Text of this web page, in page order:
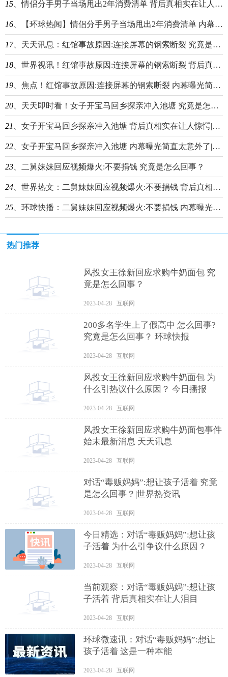
15、 情侣分手男子当场甩出2年消费清单 背后真相实在让人惊愕-环球今头条
16、 【环球热闻】情侣分手男子当场甩出2年消费清单 内幕曝光简直太意外了
17、 天天讯息：红馆事故原因:连接屏幕的钢索断裂 究竟是怎么回事？
18、 世界视讯！红馆事故原因:连接屏幕的钢索断裂 背后真相实在让人惊愕
19、 焦点！红馆事故原因:连接屏幕的钢索断裂 内幕曝光简直太意外了
20、 天天即时看！女子开宝马回乡探亲冲入池塘 究竟是怎么回事？
21、 女子开宝马回乡探亲冲入池塘 背后真相实在让人惊愕|微动态
22、 女子开宝马回乡探亲冲入池塘 内幕曝光简直太意外了|全球百事通
23、 二舅妹妹回应视频爆火:不要捐钱 究竟是怎么回事？
24、 世界热文：二舅妹妹回应视频爆火:不要捐钱 背后真相实在让人惊愕
25、 环球快播：二舅妹妹回应视频爆火:不要捐钱 内幕曝光简直太意外了
热门推荐
风投女王徐新回应求购牛奶面包 究
竟是怎么回事？
2023-04-28 互联网
200多名学生上了假高中 怎么回事?
究竟是怎么回事？ 环球快报
2023-04-28 互联网
风投女王徐新回应求购牛奶面包 为
什么引热议什么原因？ 今日播报
2023-04-28 互联网
风投女王徐新回应求购牛奶面包事件
始末最新消息 天天讯息
2023-04-28 互联网
对话“毒贩妈妈”:想让孩子活着 究竟
是怎么回事？|世界热资讯
2023-04-28 互联网
今日精选：对话“毒贩妈妈”:想让孩
子活着 为什么引争议什么原因？
2023-04-28 互联网
当前观察：对话“毒贩妈妈”:想让孩
子活着 背后真相实在让人泪目
2023-04-28 互联网
环球微速讯：对话“毒贩妈妈”:想让
孩子活着 这是一种本能
2023-04-28 互联网